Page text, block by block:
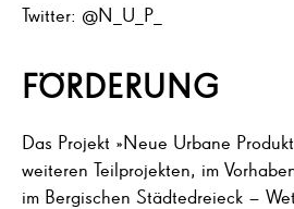
Twitter: @N_U_P_
FÖRDERUNG
Das Projekt »Neue Urbane
weiteren Teilprojekten, im
im Bergischen Städtedreieck –